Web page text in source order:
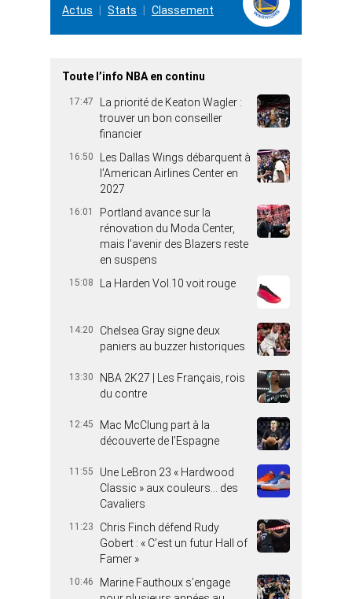
Actus
Stats Classement
Toute l’info NBA en continu
17:47
La priorité de Keaton Wagler :
trouver un bon conseiller
financier
16:50
Les Dallas Wings débarquent à
l’American Airlines Center en
2027
16:01
Portland avance sur la
rénovation du Moda Center,
mais l’avenir des Blazers reste
en suspens
15:08 La Harden Vol.10 voit rouge
14:20
Chelsea Gray signe deux
paniers au buzzer historiques
13:30
NBA 2K27 | Les Français, rois
du contre
12:45
Mac McClung part à la
découverte de l’Espagne
11:55
Une LeBron 23 « Hardwood
Classic » aux couleurs… des
Cavaliers
11:23
Chris Finch défend Rudy
Gobert : « C’est un futur Hall of
Famer »
10:46
Marine Fauthoux s’engage